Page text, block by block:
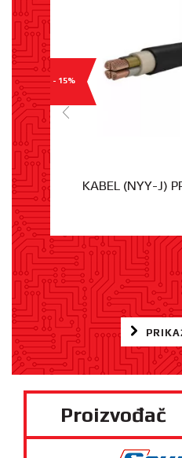
Proizvođač
- 15%
KABEL (NYY-J)